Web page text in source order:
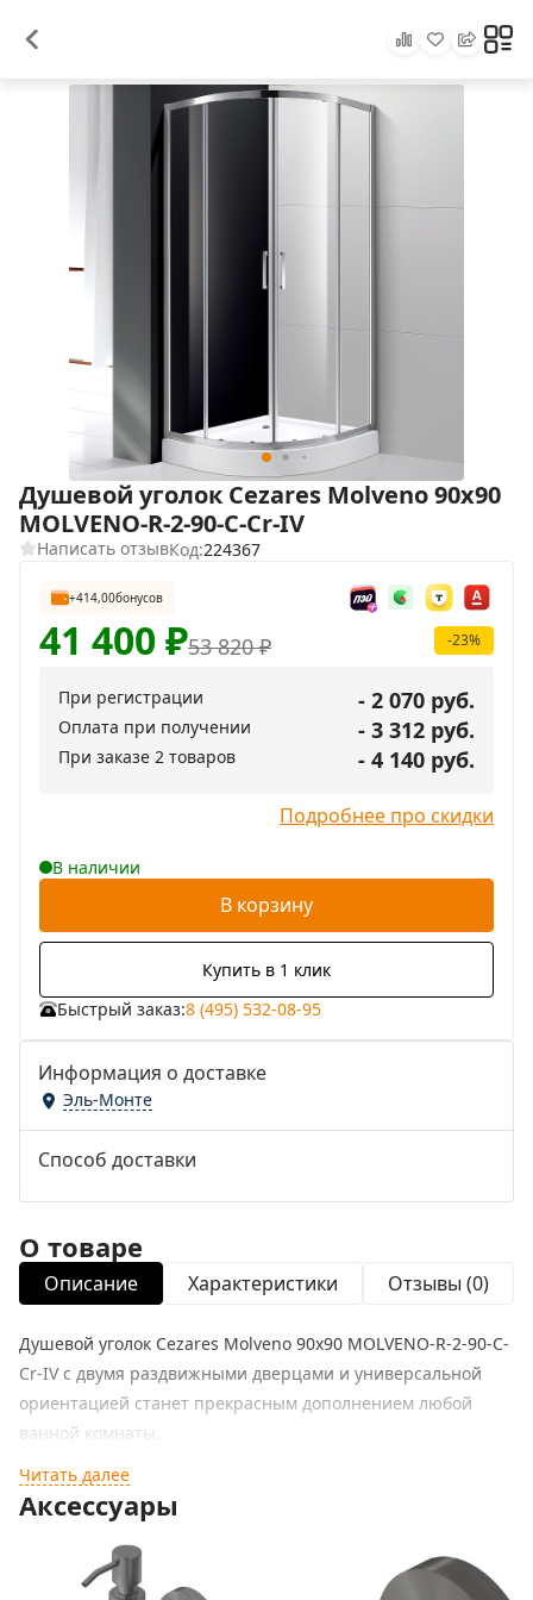
Душевой уголок Cezares Molveno 90х90
MOLVENO-R-2-90-C-Cr-IV
Написать отзывКод:224367
+414,00бонусов
53 820₽
41 400₽ -23%
При регистрации - 2 070 руб.
Оплата при получении - 3 312 руб.
При заказе 2 товаров - 4 140 руб.
Подробнее про скидки
В наличии
В корзину
Купить в 1 клик
Быстрый заказ:8 (495) 532-08-95
Информация о доставке
Эль-Монте
Способ доставки
О товаре
Описание Характеристики Отзывы (0)
Душевой уголок Cezares Molveno 90х90 MOLVENO-R-2-90-C-
Cr-IV с двумя раздвижными дверцами и универсальной
ориентацией станет прекрасным дополнением любой
ванной комнаты.
Характеристики:
Цвет профиля: хром.
Форма уголка: четверть круга.
Читать далее
Аксессуары